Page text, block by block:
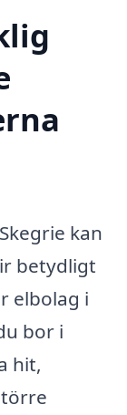
kan
betydligt
elbolag i
bor i
hit,